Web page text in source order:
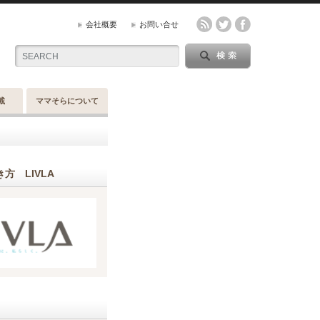
会社概要 お問い合せ
ママそらについて
方 LIVLA